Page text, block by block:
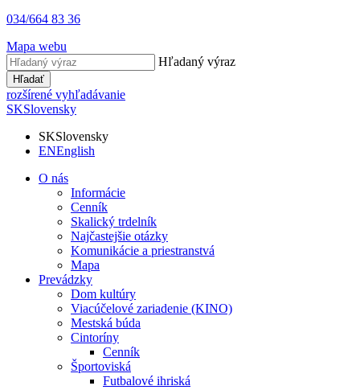
034/664 83 36
Mapa webu
Hľadaný výraz
Hľadať
rozšírené vyhľadávanie
SKSlovensky
SKSlovensky
ENEnglish
O nás
Informácie
Cenník
Skalický trdelník
Najčastejšie otázky
Komunikácie a priestranstvá
Mapa
Prevádzky
Dom kultúry
Viacúčelové zariadenie (KINO)
Mestská búda
Cintoríny
Cenník
Športoviská
Futbalové ihriská